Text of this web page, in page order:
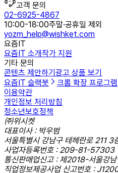
고객 문의
02-6925-4867
10:00-18:00주말·공휴일 제외
yozm_help@wishket.com
요즘IT
요즘IT 소개작가 지원
기타 문의
콘텐츠 제안하기 광고 상품 보기
요즘IT 슬랙봇
크롬 확장 프로그램
이용약관
개인정보 처리방침
청소년보호정책
㈜위시켓
대표이사 : 박우범
서울특별시 강남구 테헤란로 211 3
사업자등록번호 : 209-81-57303
통신판매업신고 : 제2018-서울강
직업정보제공사업 신고번호 :